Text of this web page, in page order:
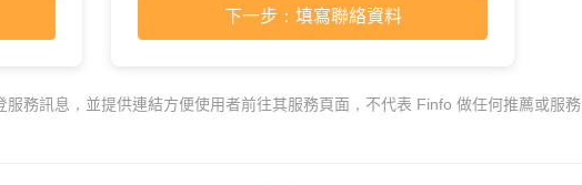
下一步：填寫聯絡資料
務訊息，並提供連結方便使用者前往其服務頁面，不代表 Finfo 做任何推薦或服務